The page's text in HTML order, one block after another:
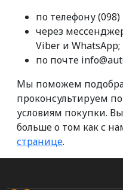
по телефону (098)
через
Viber и WhatsApp;
по почте
Мы поможем
проконсультируем
условиям покупки.
больше о том как с
странице.